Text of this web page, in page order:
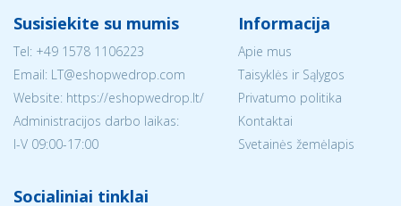
Susisiekite su mumis
Tel: +49 1578 1106223
Email: LT@eshopwedrop.com
Website: https://eshopwedrop.lt/
Administracijos darbo laikas:
I-V 09:00-17:00
Informacija
Apie mus
Taisyklės ir Sąlygos
Privatumo politika
Kontaktai
Svetainės žemėlapis
Socialiniai tinklai